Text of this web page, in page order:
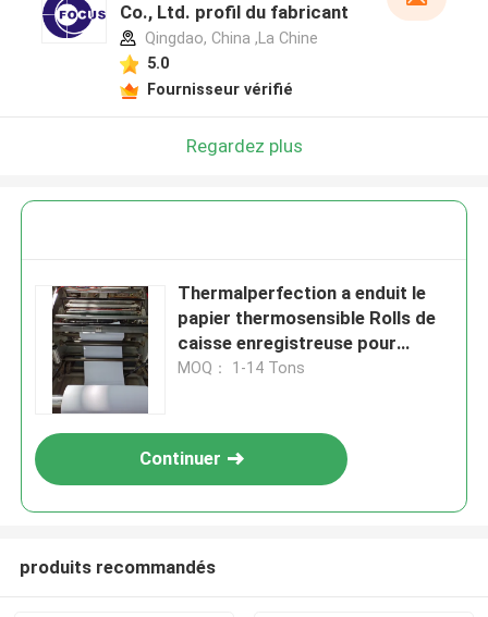
Co., Ltd. profil du fabricant
Qingdao, China ,La Chine
5.0
Fournisseur vérifié
Regardez plus
Thermalperfection a enduit le
papier thermosensible Rolls de
caisse enregistreuse pour
l'imprimante de position
MOQ： 1-14 Tons
Continuer
produits recommandés